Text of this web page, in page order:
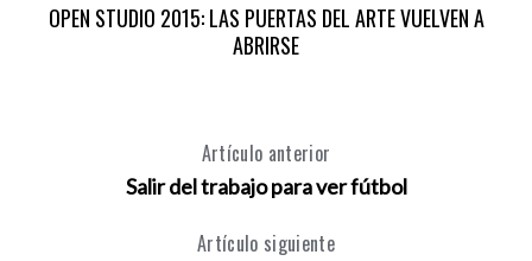
OPEN STUDIO 2015: LAS PUERTAS DEL ARTE VUELVEN A
ABRIRSE
Artículo anterior
Salir del trabajo para ver fútbol
Artículo siguiente